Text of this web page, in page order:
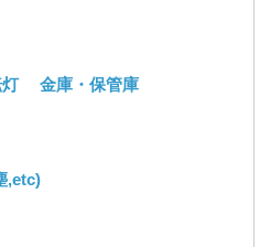
灯 金庫・保管庫
,etc)